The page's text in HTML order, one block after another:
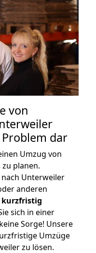
von
dar
Umzug von
planen.
Unterweiler
anderen
kurzfristig
sich in einer
Sorge! Unsere
Umzüge
zu lösen.